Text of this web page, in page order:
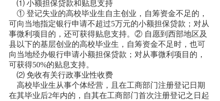
⑴ 小额担保贷款和贴息支持
① 登记失业的高校毕业生自主创业，自筹资金不足的，
可向当地指定银行申请不超过5万元的小额担保贷款；对从
事微利项目的，还可获得贴息支持。② 自愿到西部地区及
县以下的基层创业的高校毕业生，自筹资金不足时，也可
向当地经办银行申请小额担保贷款；对从事微利项目的，
可获得50%的贴息支持。
⑵ 免收有关行政事业性收费
高校毕业生从事个体经营，且在工商部门注册登记日期
在其毕业后2年内的，自其在工商部门首次注册登记之日起